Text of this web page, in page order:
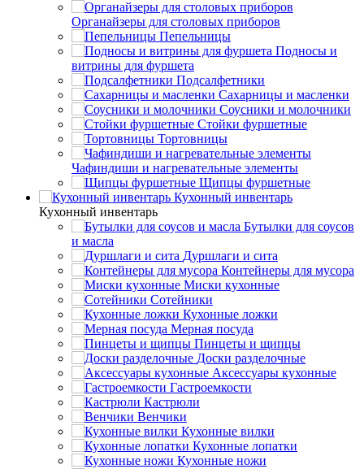
Органайзеры для столовых приборов
Пепельницы
Подносы и
витрины для фуршета
Подсалфетники
Сахарницы и масленки
Соусники и молочники
Стойки фуршетные
Тортовницы
Чафиндиши и нагревательные элементы
Щипцы фуршетные
Кухонный инвентарь
Кухонный инвентарь
Бутылки для соусов
и масла
Дуршлаги и сита
Контейнеры для мусора
Миски кухонные
Сотейники
Кухонные ложки
Мерная посуда
Пинцеты и щипцы
Доски разделочные
Аксессуары кухонные
Гастроемкости
Кастрюли
Венчики
Кухонные вилки
Кухонные лопатки
Кухонные ножи